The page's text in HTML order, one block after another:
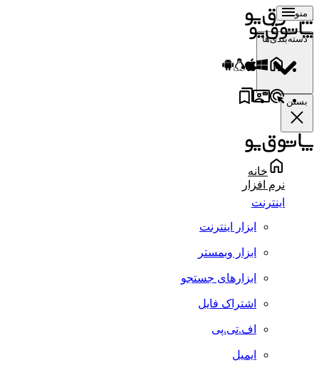
منو
دسته‌بندی‌ها
بستن
خانه
نرم افزار
اینترنت
ابزار اینترنت
ابزار وبمستر
ابزارهای جستجو
اشتراک فایل
اف.تی.پی
ایمیل